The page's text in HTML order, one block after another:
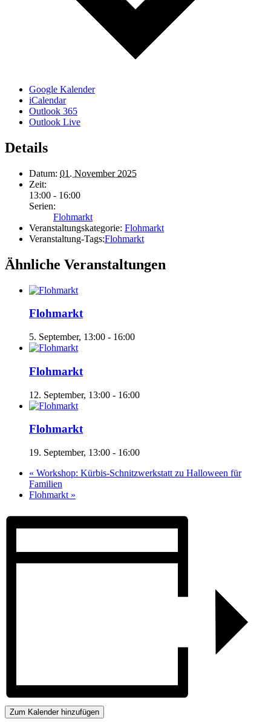
Google Kalender
iCalendar
Outlook 365
Outlook Live
Details
Datum: 01. November 2025
Zeit:
13:00 - 16:00
Serien:
Flohmarkt
Veranstaltungskategorie: Flohmarkt
Veranstaltung-Tags:Flohmarkt
Ähnliche Veranstaltungen
Flohmarkt
5. September, 13:00 - 16:00
Flohmarkt
12. September, 13:00 - 16:00
Flohmarkt
19. September, 13:00 - 16:00
« Workshop: Kürbis-Schnitzwerkstatt zu Halloween für
Familien
Flohmarkt »
Zum Kalender hinzufügen